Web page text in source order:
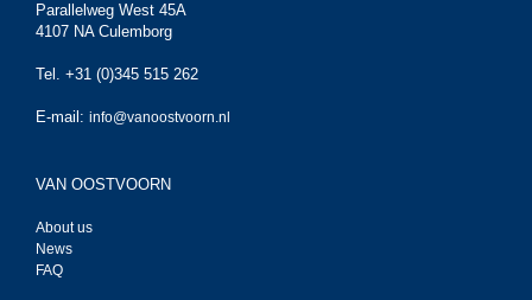
Parallelweg West 45A
4107 NA Culemborg
Tel. +31 (0)345 515 262
E-mail: info@vanoostvoorn.nl
VAN OOSTVOORN
About us
News
FAQ